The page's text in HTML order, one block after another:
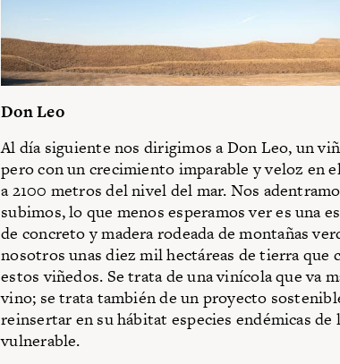
Don Leo
Al día siguiente nos dirigimos a Don Leo, un
pero con un crecimiento imparable y veloz en
a 2100 metros del nivel del mar. Nos
subimos, lo que menos esperamos ver es una
de concreto y madera rodeada de montañas
nosotros unas diez mil hectáreas de tierra que
estos viñedos. Se trata de una vinícola que va
vino; se trata también de un proyecto
reinsertar en su hábitat especies endémicas
vulnerable.